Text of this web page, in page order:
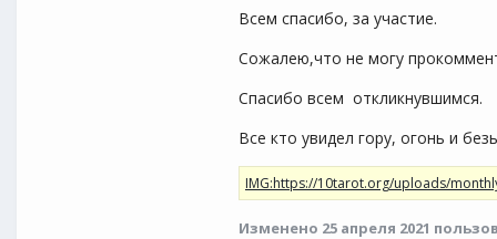
Всем спасибо, за участие.
Сожалею,что не могу
Спасибо всем откликнувшимся.
Все кто увидел гору, огонь и
Изменено 25 апреля 2021